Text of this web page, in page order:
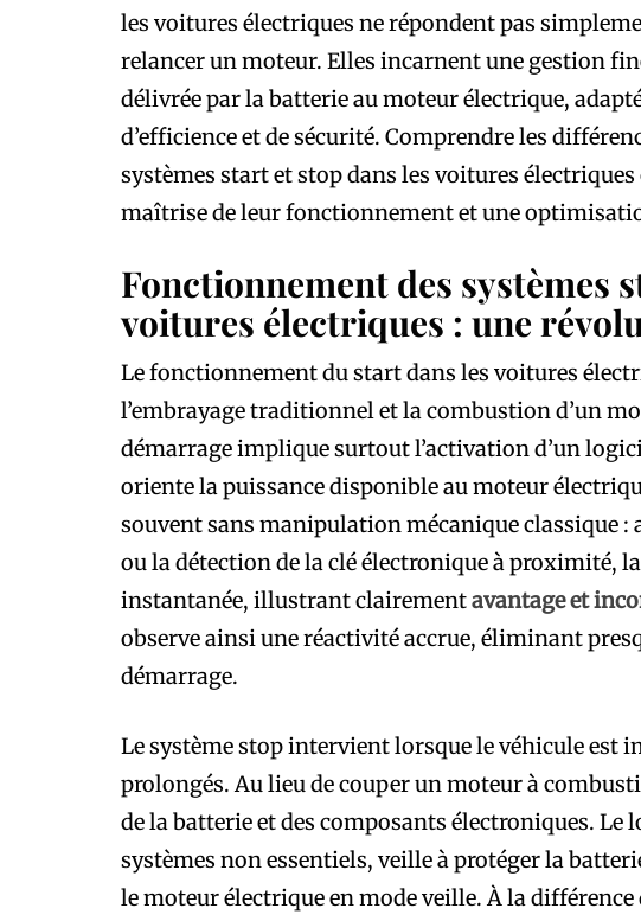
les voitures électriques ne répondent pas
relancer un moteur. Elles incarnent une gestion
délivrée par la batterie au moteur électrique,
d’efficience et de sécurité. Comprendre les
systèmes start et stop dans les voitures
maîtrise de leur fonctionnement et une
Fonctionnement des systèmes
voitures électriques : une
Le fonctionnement du start dans les voitures
l’embrayage traditionnel et la combustion d’un
démarrage implique surtout l’activation d’un
oriente la puissance disponible au moteur
souvent sans manipulation mécanique classique
ou la détection de la clé électronique à proximité,
instantanée, illustrant clairementavantage et
observe ainsi une réactivité accrue, éliminant
démarrage.
Le système stop intervient lorsque le véhicule est
prolongés. Au lieu de couper un moteur à
de la batterie et des composants électroniques.
systèmes non essentiels, veille à protéger la
le moteur électrique en mode veille. À la